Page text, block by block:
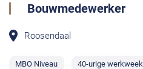
Bouwmedewerker
Roosendaal
MBO Niveau 40-urige werkweek